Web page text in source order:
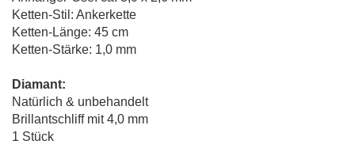
Ketten-Stil: Ankerkette
Ketten-Länge: 45 cm
Ketten-Stärke: 1,0 mm
Diamant:
Natürlich & unbehandelt
Brillantschliff mit 4,0 mm
1 Stück